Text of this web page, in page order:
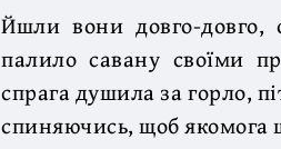
Йшли вони довго-
палило савану своїми
спрага душила за горло,
спиняючись, щоб якомога